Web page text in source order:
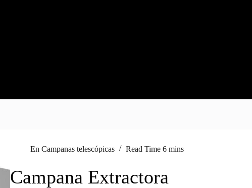
En Campanas telescópicas Read Time 6 mins
Campana Extractora